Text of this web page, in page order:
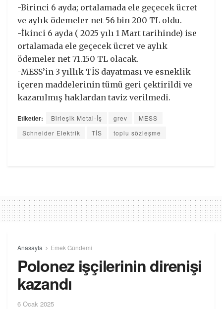
-Birinci 6 ayda; ortalamada ele geçecek ücret
ve aylık ödemeler net 56 bin 200 TL oldu.
-İkinci 6 ayda ( 2025 yılı 1 Mart tarihinde) ise
ortalamada ele geçecek ücret ve aylık
ödemeler net 71.150 TL olacak.
-MESS’in 3 yıllık TİS dayatması ve esneklik
içeren maddelerinin tümü geri çektirildi ve
kazanılmış haklardan taviz verilmedi.
Etiketler: Birleşik Metal-İş grev
MESS
Schneider Elektrik
TİS toplu sözleşme
Anasayfa Emek Gündemi
Polonez işçilerinin direnişi
kazandı
6 Ocak 2025